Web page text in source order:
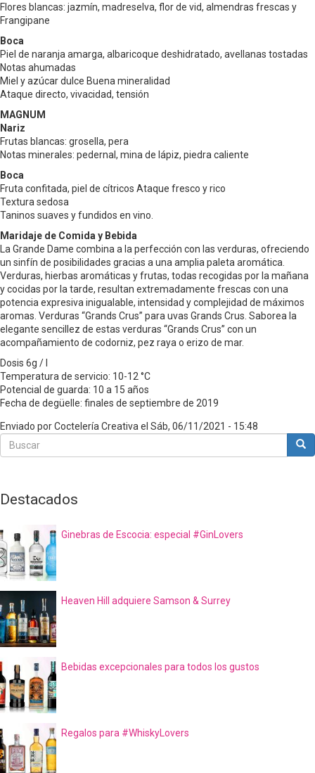
Flores blancas: jazmín, madreselva, flor de vid, almendras frescas y
Frangipane
Boca
Piel de naranja amarga, albaricoque deshidratado, avellanas tostadas
Notas ahumadas
Miel y azúcar dulce Buena mineralidad
Ataque directo, vivacidad, tensión
MAGNUM
Nariz
Frutas blancas: grosella, pera
Notas minerales: pedernal, mina de lápiz, piedra caliente
Boca
Fruta confitada, piel de cítricos Ataque fresco y rico
Textura sedosa
Taninos suaves y fundidos en vino.
Maridaje de Comida y Bebida
La Grande Dame combina a la perfección con las verduras, ofreciendo
un sinfín de posibilidades gracias a una amplia paleta aromática.
Verduras, hierbas aromáticas y frutas, todas recogidas por la mañana
y cocidas por la tarde, resultan extremadamente frescas con una
potencia expresiva inigualable, intensidad y complejidad de máximos
aromas. Verduras “Grands Crus” para uvas Grands Crus. Saborea la
elegante sencillez de estas verduras “Grands Crus” con un
acompañamiento de codorniz, pez raya o erizo de mar.
Dosis 6g / l
Temperatura de servicio: 10-12 °C
Potencial de guarda: 10 a 15 años
Fecha de degüelle: finales de septiembre de 2019
Enviado porCoctelería Creativa el Sáb, 06/11/2021 - 15:48
Buscar
Buscar
Destacados
Ginebras de Escocia: especial #GinLovers
Heaven Hill adquiere Samson & Surrey
Bebidas excepcionales para todos los gustos
Regalos para #WhiskyLovers